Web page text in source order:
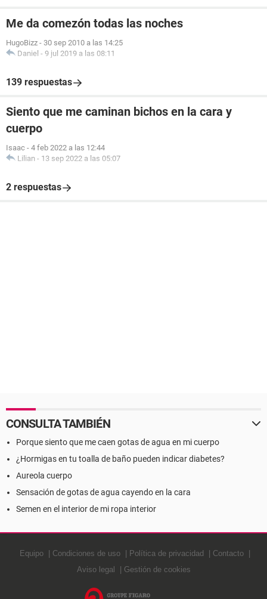
Me da comezón todas las noches
HugoBizz - 30 sep 2010 a las 14:25
Daniel - 9 jul 2019 a las 08:11
139 respuestas
Siento que me caminan bichos en la cara y
cuerpo
Isaac - 4 feb 2022 a las 12:44
Lilian - 13 sep 2022 a las 05:07
2 respuestas
CONSULTA TAMBIÉN
Porque siento que me caen gotas de agua en mi cuerpo
¿Hormigas en tu toalla de baño pueden indicar diabetes?
Aureola cuerpo
Sensación de gotas de agua cayendo en la cara
Semen en el interior de mi ropa interior
Equipo Condiciones de uso Política de privacidad
Contacto
Aviso legal
Gestión de cookies